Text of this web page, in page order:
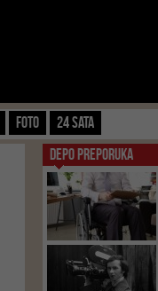
FOTO 24 SATA
DEPO PREPORUKA